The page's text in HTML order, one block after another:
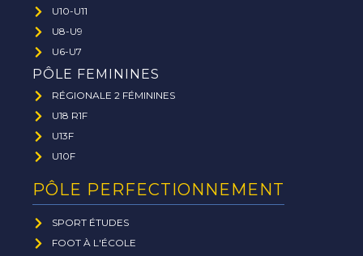
U10-U11
U8-U9
U6-U7
PÔLE FEMININES
RÉGIONALE 2 FÉMININES
U18 R1F
U13F
U10F
PÔLE PERFECTIONNEMENT
SPORT ÉTUDES
FOOT À L'ÉCOLE